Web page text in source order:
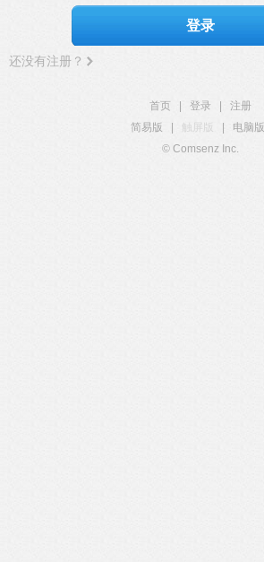
登录
还没有注册？
首页 登录
注册
简易版
触屏版 电脑版
© Comsenz Inc.